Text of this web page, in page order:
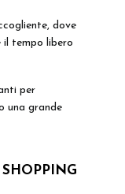
dove
il tempo libero
per
una grande